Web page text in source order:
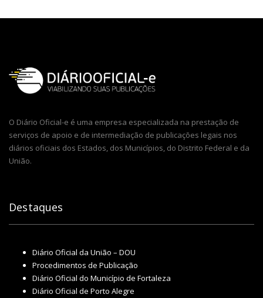
O Diário Oficial-e é uma empresa especializada na prestação de
serviços de apoio e de intermediação de publicações legais nos
diários oficiais dos Estados, dos Municípios, do Distrito Federal e da
União.
Destaques
Diário Oficial da União – DOU
Procedimentos de Publicação
Diário Oficial do Município de Fortaleza
Diário Oficial de Porto Alegre